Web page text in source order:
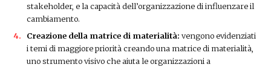
stakeholder, e la capacità dell’organizzazione di influenzare il
cambiamento.
Creazione della matrice di materialità: vengono evidenziati
i temi di maggiore priorità creando una matrice di materialità,
uno strumento visivo che aiuta le organizzazioni a